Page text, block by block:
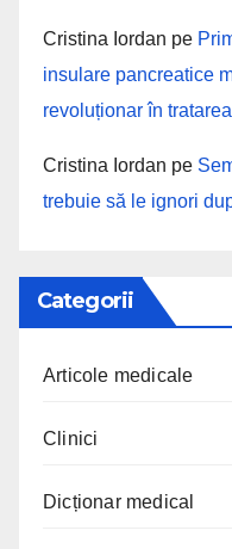
Cristina Iordan pe
insulare pancreatice
revoluționar în
Cristina Iordan pe
trebuie să le ignori
Categorii
Articole medicale
Clinici
Dicționar medical